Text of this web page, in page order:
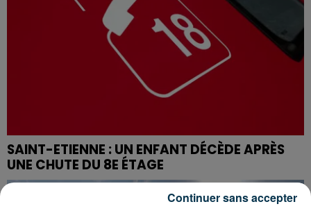
SAINT-ETIENNE : UN ENFANT DÉCÈDE APRÈS
UNE CHUTE DU 8E ÉTAGE
Continuer sans accepter